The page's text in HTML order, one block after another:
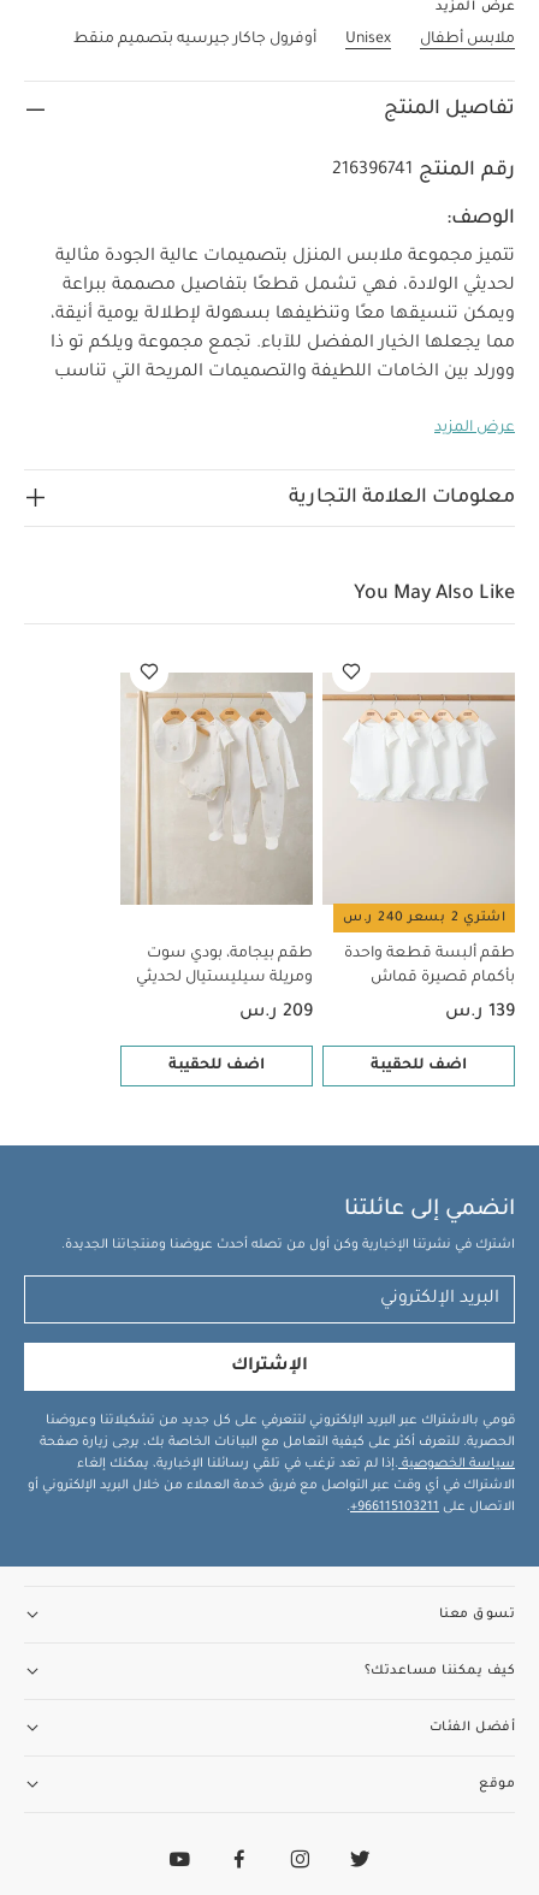
عرض المزيد
ملابس أطفال Unisex أوفرول جاكار جيرسيه بتصميم منقط
تفاصيل المنتج
رقم المنتج 216396741
الوصف:
تتميز مجموعة ملابس المنزل بتصميمات عالية الجودة مثالية
لحديثي الولادة، فهي تشمل قطعًا بتفاصيل مصممة ببراعة
ويمكن تنسيقها معًا وتنظيفها بسهولة لإطلالة يومية أنيقة،
مما يجعلها الخيار المفضل للآباء. تجمع مجموعة ويلكم تو ذا
وورلد بين الخامات اللطيفة والتصميمات المريحة التي تناسب
لإطلالة صغارك في المنزل، فهو مصنوع من قماش جاكار ناعم
لسهولة وسرعة الارتداء وقفازات مطوية مدمجة لمزيد من الراحة
غسل على درجة حرارة 40 درجة مئوية
ممنوع استخدام
المبيضات
تجفيف على درجة حرارة منخفضة
كيّ على درجة
حرارة منخفضة
ممنوع التنظيف الجاف
تغسل الألوان
الداكنة على حدة
الغسيل والكي على الجانب الآخر
أيضاً:
طقم ألبسة قطعة واحدة بأكمام قصيرة قماش عضوي بلون أبيض
عرض المزيد
معلومات العلامة التجارية
You May Also Like
اشتري 2 بسعر 240 ر.س
طقم ألبسة قطعة واحدة
بأكمام قصيرة قماش
عضوي بلون أبيض - 5 قطع
139 ر.س
اضف للحقيبة
طقم بيجامة، بودي سوت
ومريلة سيليستيال لحديثي
الولادة، 5 قطع
209 ر.س
اضف للحقيبة
انضمي إلى عائلتنا
اشترك في نشرتنا الإخبارية وكن أول من تصله أحدث عروضنا ومنتجاتنا الجديدة.
الإشتراك
قومي بالاشتراك عبر البريد الإلكتروني لتتعرفي على كل جديد من تشكيلاتنا وعروضنا
الحصرية. للتعرف أكثر على كيفية التعامل مع البيانات الخاصة بك، يرجى زيارة صفحة
سياسة الخصوصية .إذا لم تعد ترغب في تلقي رسائلنا الإخبارية، يمكنك إلغاء
الاشتراك في أي وقت عبر التواصل مع فريق خدمة العملاء من خلال البريد الإلكتروني أو
الاتصال على 966115103211+
.
تسوق معنا
كيف يمكننا مساعدتك؟
أفضل الفئات
موقع